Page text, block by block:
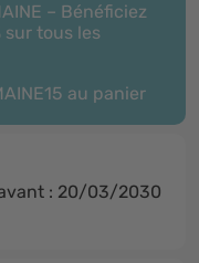
– Bénéficiez
sur tous les
au panier
: 20/03/2030